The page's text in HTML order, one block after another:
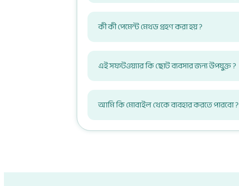
কী কী পেমেন্ট মেথড গ্রহণ করা হয় ?
এই সফটওয়্যার কি ছোট ব্যবসার জন্য উপযুক্ত ?
আমি কি মোবাইল থেকে ব্যবহার করতে পারবো ?